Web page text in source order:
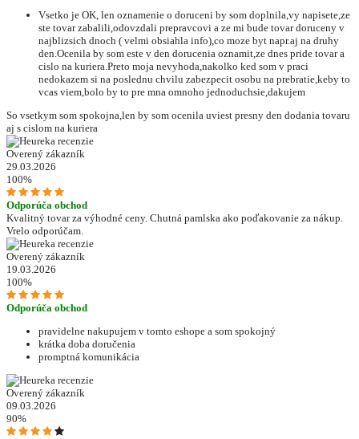
Vsetko je OK, len oznamenie o doruceni by som doplnila,vy napisete,ze
ste tovar zabalili,odovzdali prepravcovi a ze mi bude tovar doruceny v
najblizsich dnoch ( velmi obsiahla info),co moze byt napr.aj na druhy
den.Ocenila by som este v den dorucenia oznamit,ze dnes pride tovar a
cislo na kuriera.Preto moja nevyhoda,nakolko ked som v praci
nedokazem si na poslednu chvilu zabezpecit osobu na prebratie,keby to
vcas viem,bolo by to pre mna omnoho jednoduchsie,dakujem
So vsetkym som spokojna,len by som ocenila uviest presny den dodania tovaru
aj s cislom na kuriera
Overený zákazník
29.03.2026
100%
Odporúča obchod
Kvalitný tovar za výhodné ceny. Chutná pamlska ako poďakovanie za nákup.
Vrelo odporúčam.
Overený zákazník
19.03.2026
100%
Odporúča obchod
pravidelne nakupujem v tomto eshope a som spokojný
krátka doba doručenia
promptná komunikácia
Overený zákazník
09.03.2026
90%